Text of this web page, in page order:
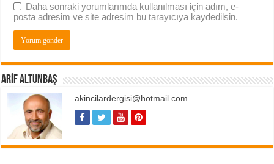
Daha sonraki yorumlarımda kullanılması için adım, e-
posta adresim ve site adresim bu tarayıcıya kaydedilsin.
ARIF ALTUNBAŞ
akincilardergisi@hotmail.com